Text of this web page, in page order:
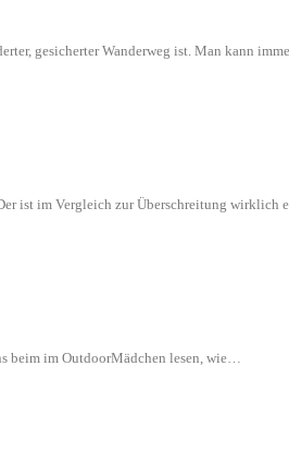
gesicherter Wanderweg ist. Man kann
ist im Vergleich zur Überschreitung wirklich
beim im OutdoorMädchen lesen, wie…